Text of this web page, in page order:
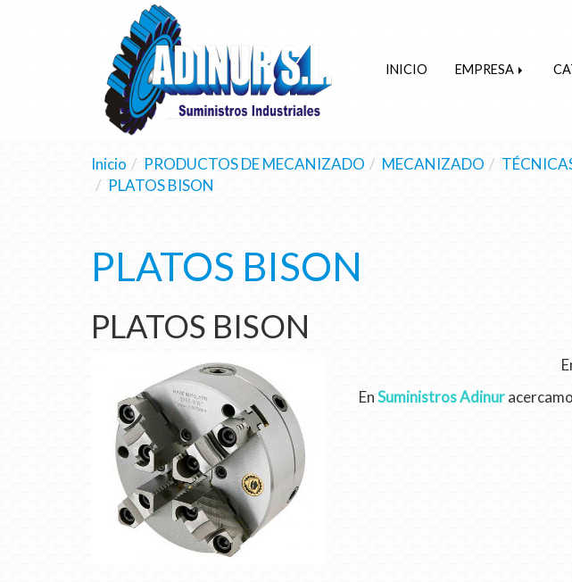
INICIO EMPRESA
Inicio PRODUCTOS DE MECANIZADO MECANIZADO
PLATOS BISON
PLATOS BISON
PLATOS BISON
EnSuministros Adinur